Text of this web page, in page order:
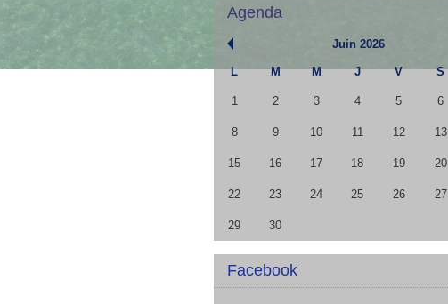
Agenda
Juin 2026
L M M J V S
1 2 3 4 5 6
8 9 10 11 12 13
15 16 17 18 19 20
22 23 24 25 26 27
29 30
Facebook